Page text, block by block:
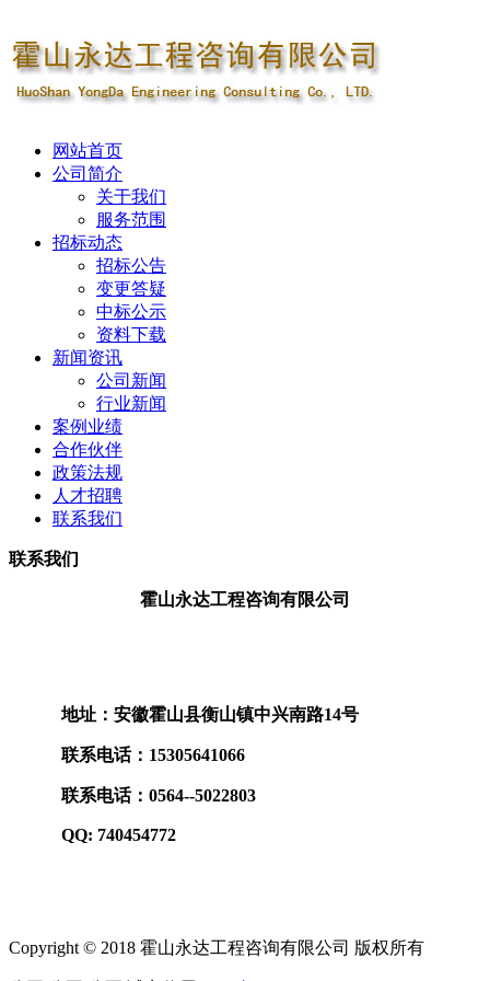
网站首页
公司简介
关于我们
服务范围
招标动态
招标公告
变更答疑
中标公示
资料下载
新闻资讯
公司新闻
行业新闻
案例业绩
合作伙伴
政策法规
人才招聘
联系我们
联系我们
霍山永达工程咨询有限公司
地址：安徽霍山县衡山镇中兴南路14号
联系电话：15305641066
联系电话：0564--5022803
QQ: 740454772
Copyright © 2018 霍山永达工程咨询有限公司 版权所有